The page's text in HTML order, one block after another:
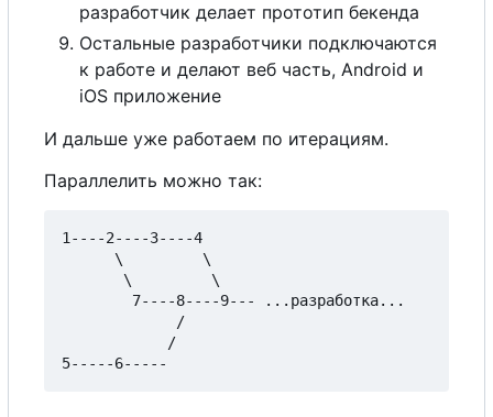
разработчик делает прототип бекенда
Остальные разработчики подключаются
к работе и делают веб часть, Android и
iOS приложение
И дальше уже работаем по итерациям.
Параллелить можно так:
1----2----3----4